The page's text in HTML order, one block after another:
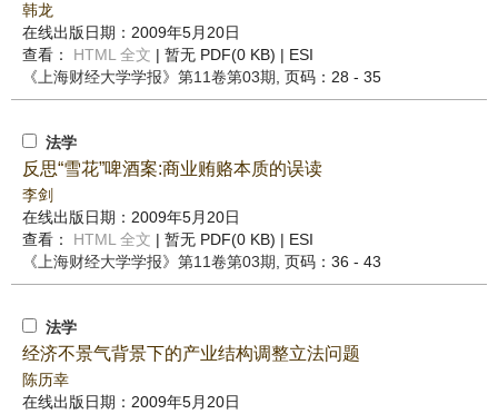
韩龙
在线出版日期：2009年5月20日
查看： HTML 全文 | 暂无 PDF(0 KB) | ESI
《上海财经大学学报》 第11卷第03期 , 页码：28 - 35
法学
反思“雪花”啤酒案:商业贿赂本质的误读
李剑
在线出版日期：2009年5月20日
查看： HTML 全文 | 暂无 PDF(0 KB) | ESI
《上海财经大学学报》 第11卷第03期 , 页码：36 - 43
法学
经济不景气背景下的产业结构调整立法问题
陈历幸
在线出版日期：2009年5月20日